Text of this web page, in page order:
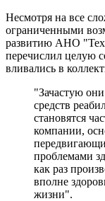
Несмотря на все
ограниченными
развитию АНО
перечислил целую
вливались в
"Зачастую
средств
становятся
компании,
проблемами
как раз
вполне
жизни".